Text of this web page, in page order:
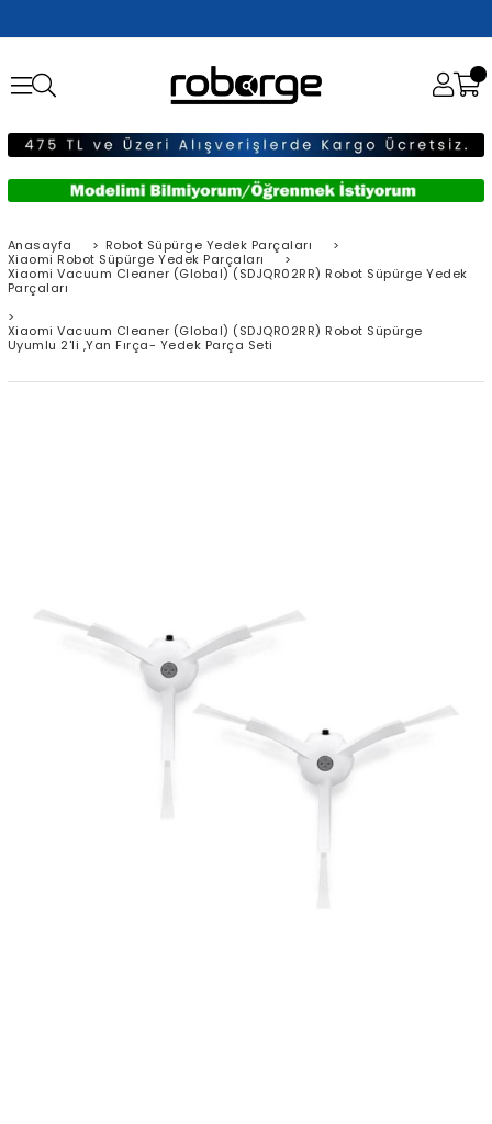
Anasayfa > Robot Süpürge Yedek Parçaları
>
Xiaomi Robot Süpürge Yedek Parçaları
>
Xiaomi Vacuum Cleaner (Global) (SDJQR02RR) Robot Süpürge Yedek
Parçaları
>
Xiaomi Vacuum Cleaner (Global) (SDJQR02RR) Robot Süpürge
Uyumlu 2'li ,Yan Fırça- Yedek Parça Seti